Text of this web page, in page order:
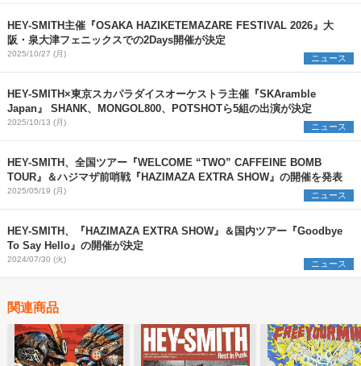
HEY-SMITH主催『OSAKA HAZIKETEMAZARE FESTIVAL 2026』大
阪・泉大津フェニックスでの2Days開催が決定
2025/10/27 (月) ニュース
HEY-SMITH×東京スカパラダイスオーケストラ主催『SKAramble
Japan』 SHANK、MONGOL800、POTSHOTら5組の出演が決定
2025/10/13 (月) ニュース
HEY-SMITH、全国ツアー『WELCOME “TWO” CAFFEINE BOMB
TOUR』＆ハジマザ前哨戦『HAZIMAZA EXTRA SHOW』の開催を発表
2025/05/19 (月) ニュース
HEY-SMITH、『HAZIMAZA EXTRA SHOW』＆国内ツアー『Goodbye
To Say Hello』の開催が決定
2024/07/30 (火) ニュース
関連商品